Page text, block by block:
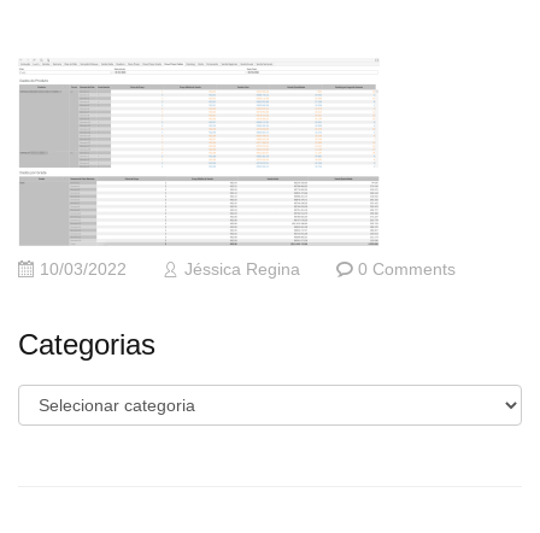
10/03/2022 Jéssica Regina 0 Comments
Categorias
Categorias